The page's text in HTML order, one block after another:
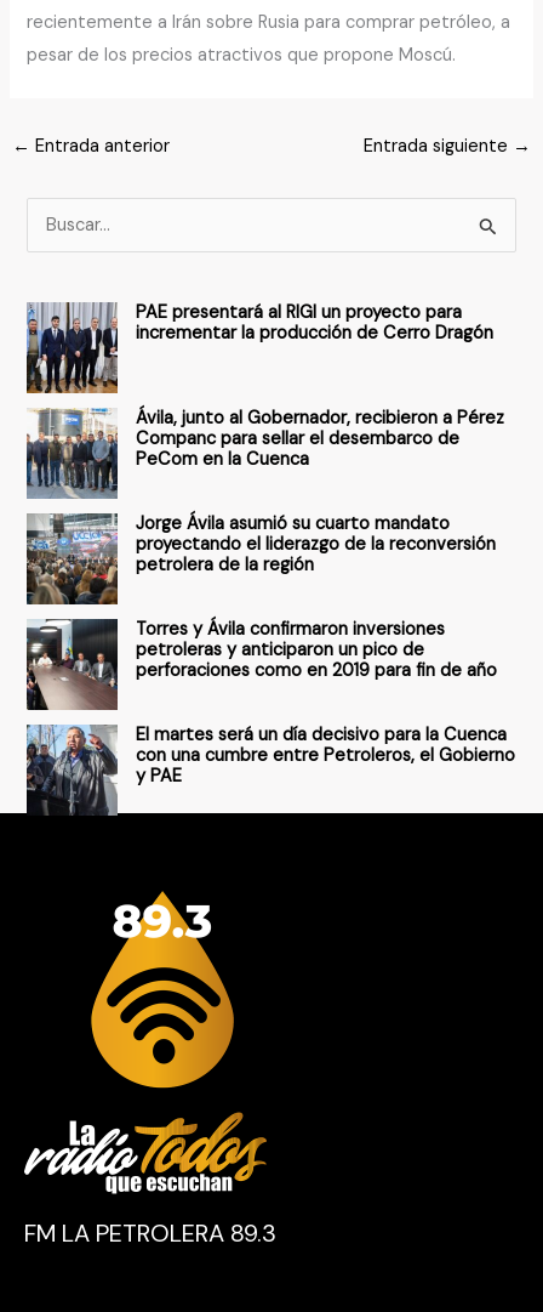
recientemente a Irán sobre Rusia para comprar petróleo, a
pesar de los precios atractivos que propone Moscú.
← Entrada anterior Entrada siguiente →
u
c
a
r
o
r
:
PAE presentará al RIGI un proyecto para
incrementar la producción de Cerro Dragón
Ávila, junto al Gobernador, recibieron a Pérez
Companc para sellar el desembarco de
PeCom en la Cuenca
Jorge Ávila asumió su cuarto mandato
proyectando el liderazgo de la reconversión
petrolera de la región
Torres y Ávila confirmaron inversiones
petroleras y anticiparon un pico de
perforaciones como en 2019 para fin de año
El martes será un día decisivo para la Cuenca
con una cumbre entre Petroleros, el Gobierno
y PAE
FM LA PETROLERA 89.3